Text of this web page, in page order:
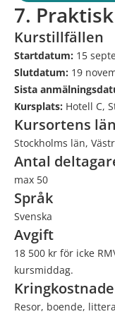
7.
Kurstillfällen
Startdatum: 15
Slutdatum: 19
Sista
Kursplats: Hotell C,
Kursortens län
Stockholms län,
Antal
max 50
Språk
Svenska
Avgift
18 500 kr för icke
kursmiddag.
Resor, boende,